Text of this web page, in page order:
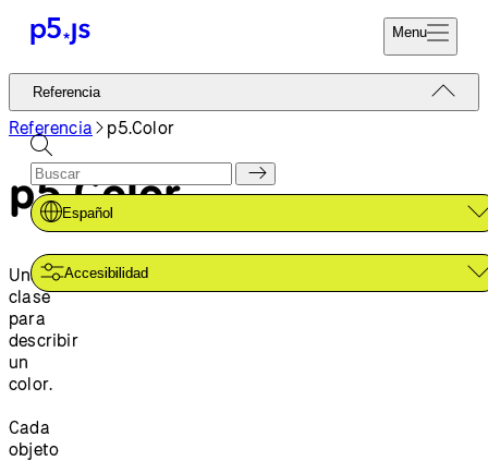
Menu
Referencia
Tutoriales
Ejemplos
Contribuir
Comunidad
Acerca de
Codifica Ya
Referencia
Español
Accesibilidad
Referencia p5.Color
p5.Color
Una
clase
para
describir
un
color.
Cada
objeto